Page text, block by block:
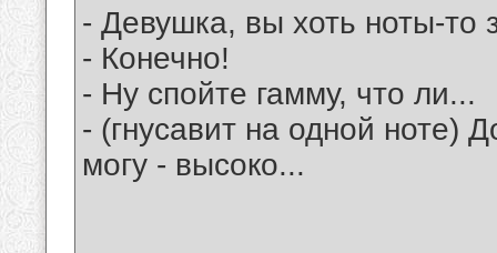
- Девушка, вы хоть ноты-то
- Конечно!
- Ну спойте гамму, что ли...
- (гнусавит на одной
могу - высоко...